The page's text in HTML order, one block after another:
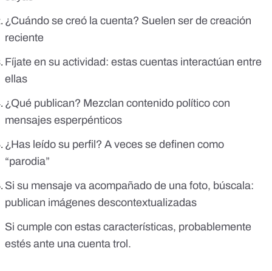
¿Cuándo se creó la cuenta? Suelen ser de creación
reciente
Fíjate en su actividad: estas cuentas interactúan entre
ellas
¿Qué publican? Mezclan contenido político con
mensajes esperpénticos
¿Has leído su perfil? A veces se definen como
“parodia”
Si su mensaje va acompañado de una foto, búscala:
publican imágenes descontextualizadas
Si cumple con estas características, probablemente
estés ante una cuenta trol.